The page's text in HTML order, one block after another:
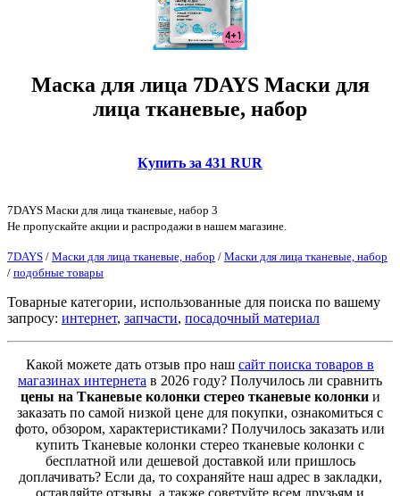
Маска для лица 7DAYS Маски для
лица тканевые, набор
Купить за 431 RUR
7DAYS Маски для лица тканевые, набор 3
Не пропускайте акции и распродажи в нашем магазине.
7DAYS / Маски для лица тканевые, набор / Маски для лица тканевые, набор
/ подобные товары
Товарные категории, использованные для поиска по вашему
запросу: интернет, запчасти, посадочный материал
Какой можете дать отзыв про наш сайт поиска товаров в
магазинах интернета в 2026 году? Получилось ли сравнить
цены на Тканевые колонки стерео тканевые колонкии
заказать по самой низкой цене для покупки, ознакомиться с
фото, обзором, характеристиками? Получилось заказать или
купить Тканевые колонки стерео тканевые колонки с
бесплатной или дешевой доставкой или пришлось
доплачивать? Если да, то сохраняйте наш адрес в закладки,
оставляйте отзывы, а также советуйте всем друзьям и